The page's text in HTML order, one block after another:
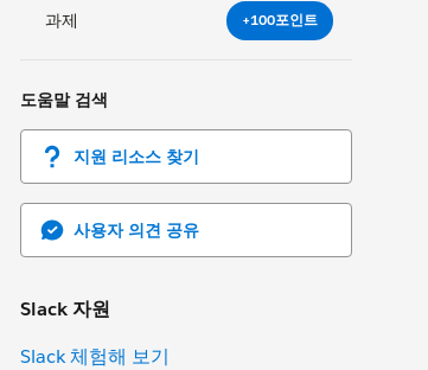
과제 +100포인트
도움말 검색
지원 리소스 찾기
사용자 의견 공유
Slack 자원
Slack 체험해 보기